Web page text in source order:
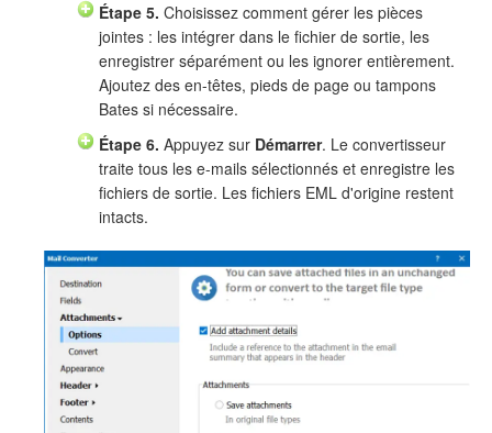
Étape 5. Choisissez comment gérer les pièces
jointes : les intégrer dans le fichier de sortie, les
enregistrer séparément ou les ignorer entièrement.
Ajoutez des en-têtes, pieds de page ou tampons
Bates si nécessaire.
Étape 6. Appuyez sur Démarrer. Le convertisseur
traite tous les e-mails sélectionnés et enregistre les
fichiers de sortie. Les fichiers EML d'origine restent
intacts.